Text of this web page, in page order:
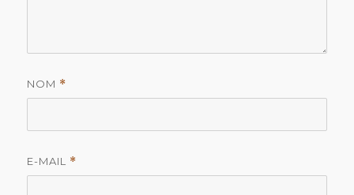
NOM *
E-MAIL *